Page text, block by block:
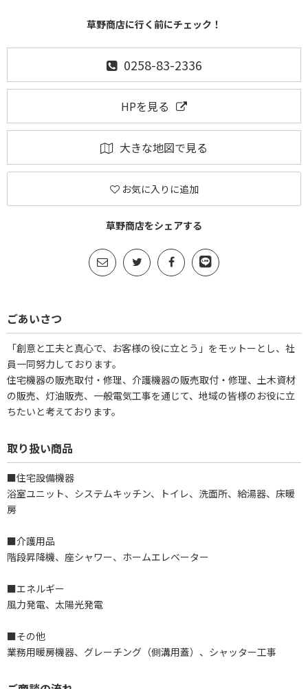
草野商店に行く前にチェック！
0258-83-2336
HPを見る
大きな地図で見る
お気に入りに追加
草野商店をシェアする
ごあいさつ
「創意と工夫と真心で、お客様の役に立とう」をモットーとし、社
員一同努力しております。
住宅機器の販売取付・修理、介護機器の販売取付・修理、土木資材
の販売、灯油販売、一般電気工事を通じて、地域の皆様のお役に立
ちたいと考えております。
取り扱い商品
■住宅設備機器
浴室ユニット、システムキッチン、トイレ、洗面所、給湯器、床暖
房
■介護用品
階段昇降機、座シャワー、ホームエレベーター
■エネルギー
風力発電、太陽光発電
■その他
業務用暖房機器、グレーチング（側溝用蓋）、シャッター工事